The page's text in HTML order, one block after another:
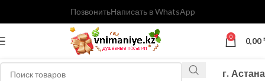
ПозвонитьНаписать в WhatsApp
0 0,00
г. Астана